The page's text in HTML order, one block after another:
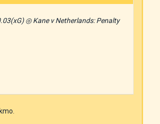
◎ Kane v Netherlands: Penalty